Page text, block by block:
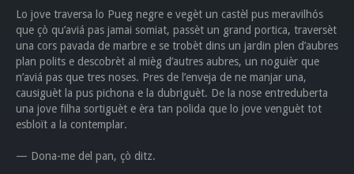
Lo jove traversa lo Pueg negre e vegèt un castèl pus meravilhós
que çò qu’aviá pas jamai somiat, passèt un grand portica, traversèt
una cors pavada de marbre e se trobèt dins un jardin plen d’aubres
plan polits e descobrèt al mièg d’autres aubres, un noguièr que
n’aviá pas que tres noses. Pres de l’enveja de ne manjar una,
causiguèt la pus pichona e la dubriguèt. De la nose entreduberta
una jove filha sortiguèt e èra tan polida que lo jove venguèt tot
esbloït a la contemplar.
— Dona-me del pan, çò ditz.